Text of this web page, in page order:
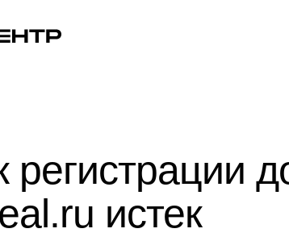
регистрации
истек